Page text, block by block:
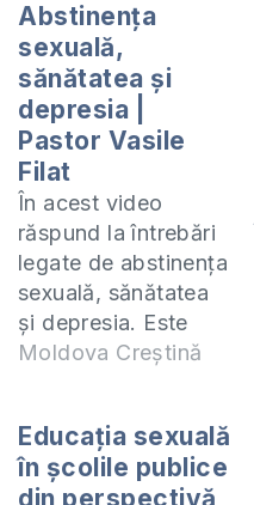
Abstinența
sexuală,
sănătatea și
depresia |
Pastor Vasile
Filat
În acest video
răspund la întrebări
legate de abstinența
sexuală, sănătatea
și depresia. Este
periculoasă
fizică și mintală?
Poate provoaca
Moldova Creștină
Educația sexuală
în școlile publice
din perspectivă